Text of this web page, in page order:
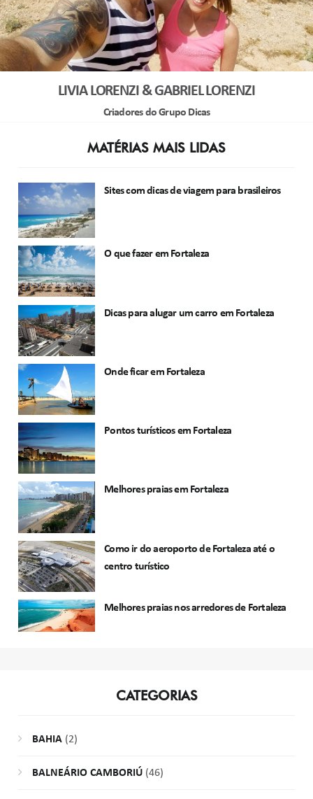
LIVIA LORENZI & GABRIEL LORENZI
Criadores do Grupo Dicas
MATÉRIAS MAIS LIDAS
Sites com dicas de viagem para brasileiros
O que fazer em Fortaleza
Dicas para alugar um carro em Fortaleza
Onde ficar em Fortaleza
Pontos turísticos em Fortaleza
Melhores praias em Fortaleza
Como ir do aeroporto de Fortaleza até o
centro turístico
Melhores praias nos arredores de Fortaleza
CATEGORIAS
BAHIA(2)
BALNEÁRIO CAMBORIÚ(46)